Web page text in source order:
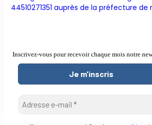
44510271351 auprès de la préfecture de
Inscrivez-vous pour recevoir chaque mois notre